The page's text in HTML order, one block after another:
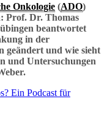
Onkologie(ADO)
Prof. Dr. Thomas
beantwortet
in der
geändert und wie sieht
und Untersuchungen
Ein Podcast für